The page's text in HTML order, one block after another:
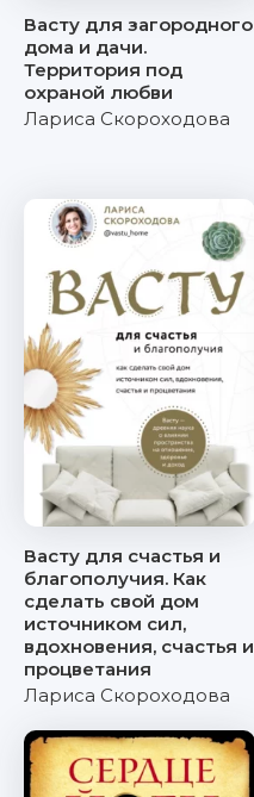
Васту для загородного
дома и дачи.
Территория под
охраной любви
Лариса Скороходова
Васту для счастья и
благополучия. Как
сделать свой дом
источником сил,
вдохновения, счастья и
процветания
Лариса Скороходова